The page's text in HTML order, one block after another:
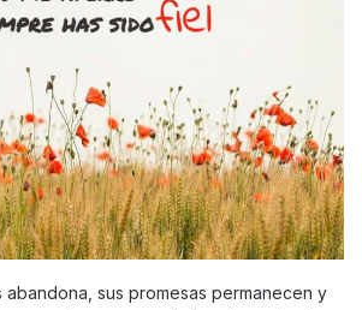
abandona, sus promesas permanecen y